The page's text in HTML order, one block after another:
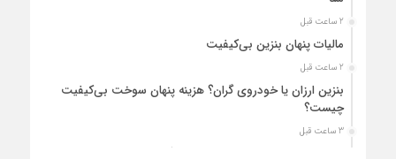
2 ساعت قبل
مالیات پنهان بنزین بی‌کیفیت
2 ساعت قبل
بنزین ارزان یا خودروی گران؟ هزینه پنهان سوخت بی‌کیفیت
چیست؟
3 ساعت قبل
اثر شوک‌های اقتصادی در زنجیره مرغ تا 22 ماه باقی می‌ماند